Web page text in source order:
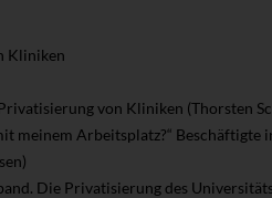
Kliniken
von Kliniken (Thorsten
meinem Arbeitsplatz?“
Die Privatisierung des